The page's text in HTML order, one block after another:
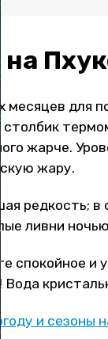
для
жарче.
жару.
редкость;
ливни
спокойное
Вода
и сезоны